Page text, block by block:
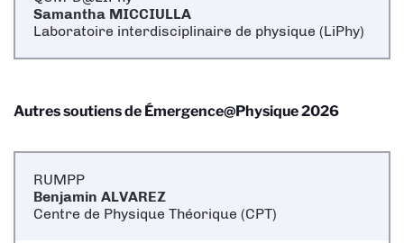
Samantha MICCIULLA
Laboratoire interdisciplinaire de physique (LiPhy)
Autres soutiens de Émergence@Physique 2026
RUMPP
Benjamin ALVAREZ
Centre de Physique Théorique (CPT)